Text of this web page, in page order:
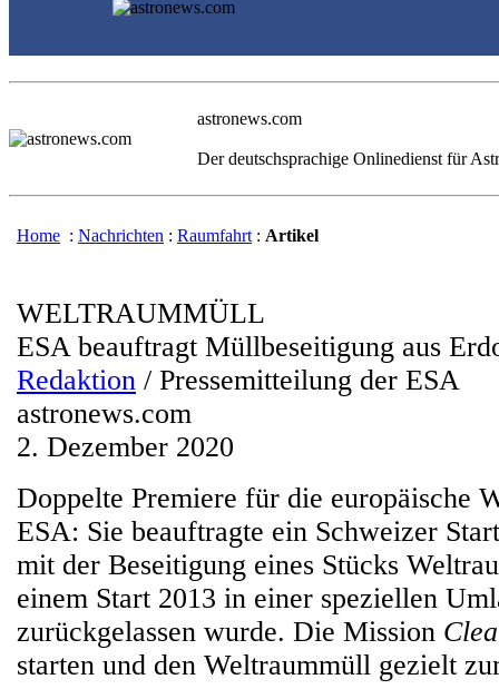
astronews.com
Der deutschsprachige Onlinedienst für
Home : Nachrichten : Raumfahrt : Artikel
WELTRAUMMÜLL
ESA beauftragt Müllbeseitigung aus
Redaktion / Pressemitteilung der ESA
astronews.com
2. Dezember 2020
Doppelte Premiere für die europäische
ESA: Sie beauftragte ein Schweizer
mit der Beseitigung eines Stücks
einem Start 2013 in einer speziellen
zurückgelassen wurde. Die Mission
starten und den Weltraummüll gezielt